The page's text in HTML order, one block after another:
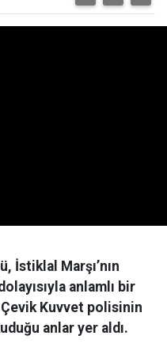
İstiklal Marşı’nın
anlamlı bir
Kuvvet polisinin
anlar yer aldı.